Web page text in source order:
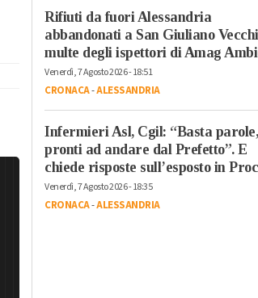
Rifiuti da fuori Alessandria
abbandonati a San Giuliano
multe degli ispettori di Amag
Venerdì, 7 Agosto 2026 - 18:51
CRONACA-ALESSANDRIA
Infermieri Asl, Cgil: “Basta parole,
pronti ad andare dal Prefetto”. E
chiede risposte sull’esposto in
Venerdì, 7 Agosto 2026 - 18:35
CRONACA-ALESSANDRIA